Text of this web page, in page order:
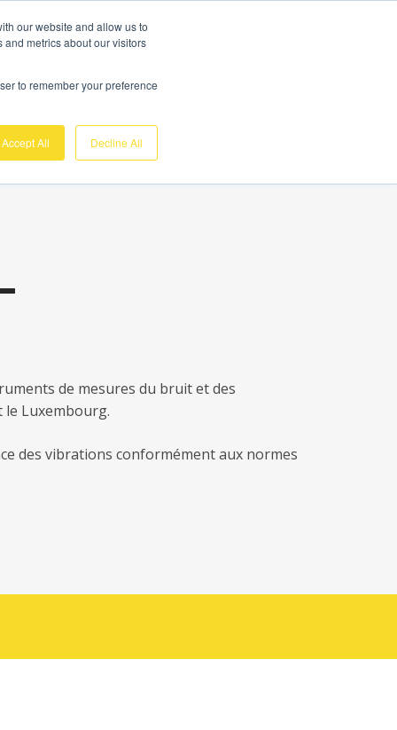
our website and allow us to
metrics about our visitors
to remember your preference
Accept All Decline All
Demo Gratuite
connaître Soutien
de mesures du bruit et des
Luxembourg.
des vibrations conformément aux normes